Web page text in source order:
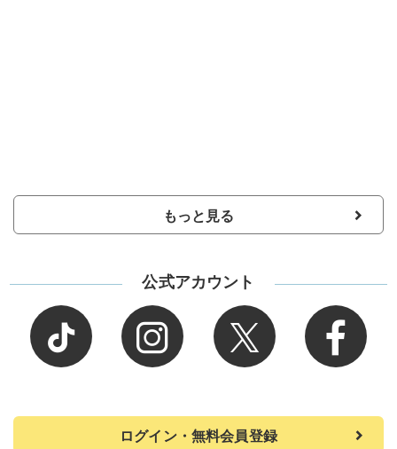
もっと見る
公式アカウント
ログイン・無料会員登録